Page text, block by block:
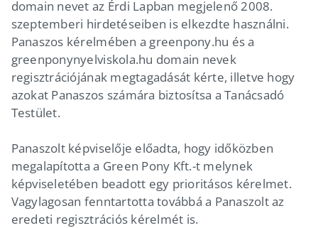
domain nevet az Érdi Lapban megjelenő 2008.
szeptemberi hirdetéseiben is elkezdte használni.
Panaszos kérelmében a greenpony.hu és a
greenponynyelviskola.hu domain nevek
regisztrációjának megtagadását kérte, illetve hogy
azokat Panaszos számára biztosítsa a Tanácsadó
Testület.
Panaszolt képviselője előadta, hogy időközben
megalapította a Green Pony Kft.-t melynek
képviseletében beadott egy prioritásos kérelmet.
Vagylagosan fenntartotta továbbá a Panaszolt az
eredeti regisztrációs kérelmét is.